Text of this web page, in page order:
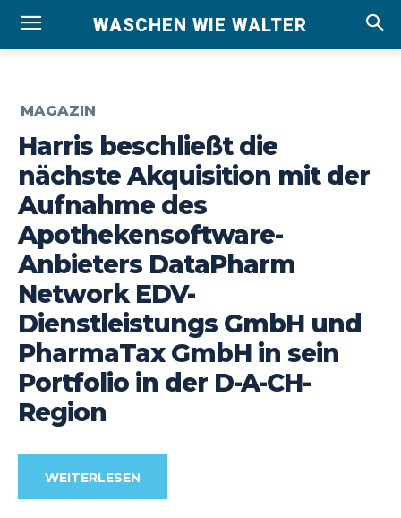
WASCHEN WIE WALTER
MAGAZIN
Harris beschließt die
nächste Akquisition mit der
Aufnahme des
Apothekensoftware-
Anbieters DataPharm
Network EDV-
Dienstleistungs GmbH und
PharmaTax GmbH in sein
Portfolio in der D-A-CH-
Region
WEITERLESEN